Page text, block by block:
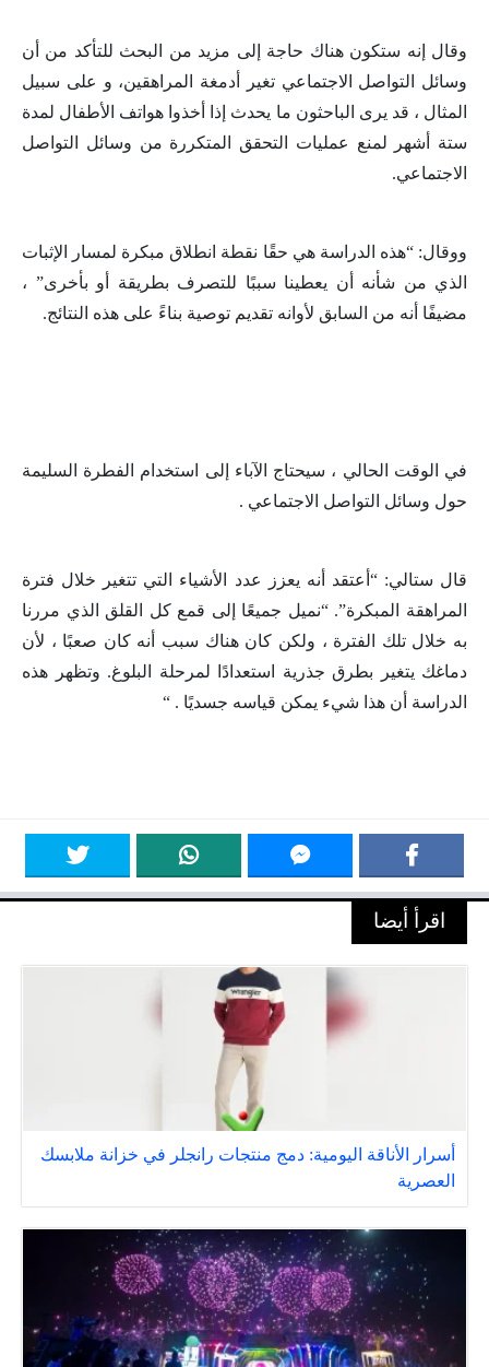
وقال إنه ستكون هناك حاجة إلى مزيد من البحث للتأكد من أن
وسائل التواصل الاجتماعي تغير أدمغة المراهقين، و على سبيل
المثال ، قد يرى الباحثون ما يحدث إذا أخذوا هواتف الأطفال لمدة
ستة أشهر لمنع عمليات التحقق المتكررة من وسائل التواصل
الاجتماعي.
ووقال: “هذه الدراسة هي حقًا نقطة انطلاق مبكرة لمسار الإثبات
الذي من شأنه أن يعطينا سببًا للتصرف بطريقة أو بأخرى” ،
مضيفًا أنه من السابق لأوانه تقديم توصية بناءً على هذه النتائج.
في الوقت الحالي ، سيحتاج الآباء إلى استخدام الفطرة السليمة
حول وسائل التواصل الاجتماعي .
قال ستالي: “أعتقد أنه يعزز عدد الأشياء التي تتغير خلال فترة
المراهقة المبكرة”. “نميل جميعًا إلى قمع كل القلق الذي مررنا
به خلال تلك الفترة ، ولكن كان هناك سبب أنه كان صعبًا ، لأن
دماغك يتغير بطرق جذرية استعدادًا لمرحلة البلوغ. وتظهر هذه
الدراسة أن هذا شيء يمكن قياسه جسديًا . “
اقرأ أيضا
أسرار الأناقة اليومية: دمج منتجات رانجلر في خزانة ملابسك
العصرية